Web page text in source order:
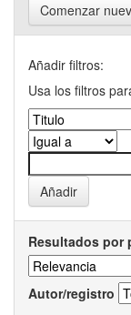
Comenzar
Añadir filtros:
Usa los filtros
Resultados por
Autor/registro